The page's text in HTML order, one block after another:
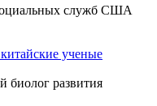
служб США
ученые
биолог развития